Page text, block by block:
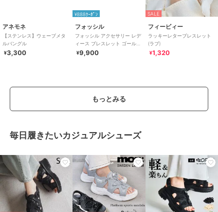
アネモネ
【ステンレス】ウェーブメタ
ルバングル
¥3,300
¥888ｸｰﾎﾟﾝ
フォッシル
フォッシル アクセサリー レデ
ィース ブレスレット ゴールド
JF04759710
¥9,900
SALE
フィービィー
ラッキーレターブレスレット
(ラブ)
¥1,320
もっとみる
毎日履きたいカジュアルシューズ